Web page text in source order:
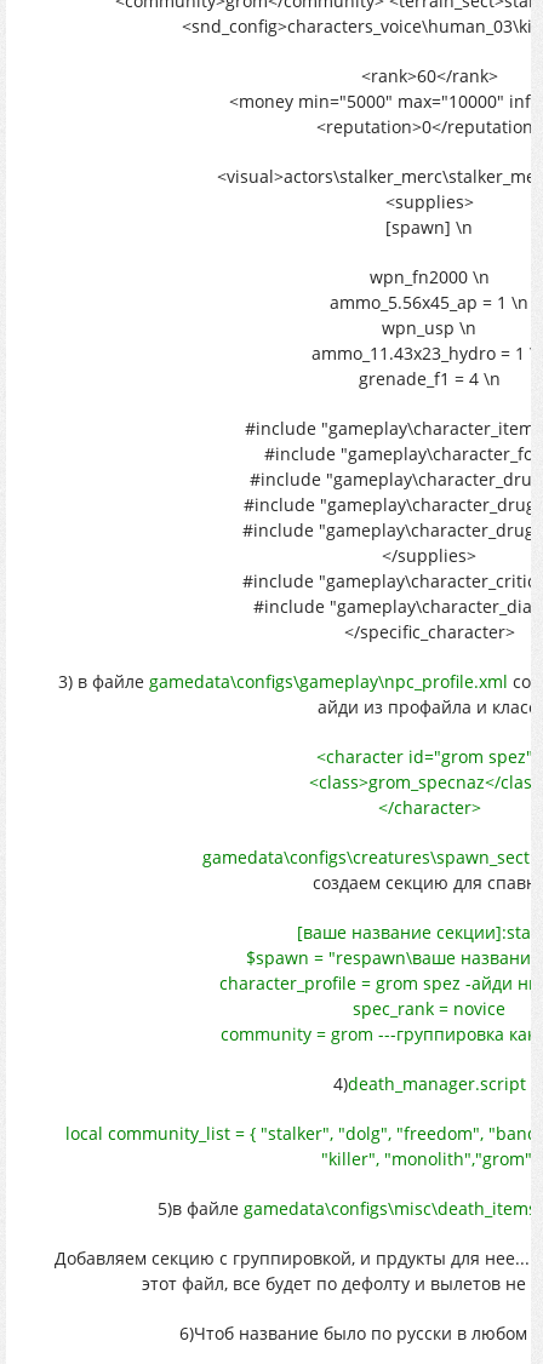
<rank>60</rank>
<money min="5000" max="10000"
<reputation>0</reputation>
<supplies>
[spawn] \n
wpn_fn2000 \n
ammo_5.56x45_ap = 1 \n
wpn_usp \n
ammo_11.43x23_hydro = 1
grenade_f1 = 4 \n
#include
#include
#include
#include
#include
</supplies>
#include
#include
</specific_character>
3) в файле gamedata\configs\gameplay\npc_profile.xml
айди из профайла и класс.
<character id="grom spez">
<class>grom_specnaz</
</character>
создаем секцию для
[ваше название
$spawn = "respawn\ваше
character_profile = grom spez -айди
spec_rank = novice
community = grom ---группировка
4)death_manager.script
local community_list = { "stalker", "dolg", "freedom",
"killer", "monolith","grom"}
5)в файле
Добавляем секцию с группировкой, и прдукты для
этот файл, все будет по дефолту и вылетов не
6)Чтоб название было по русски в любом